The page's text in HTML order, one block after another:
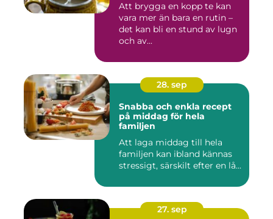
Att brygga en kopp te kan
vara mer än bara en rutin –
det kan bli en stund av lugn
och av...
28. sep
Snabba och enkla recept
på middag för hela
familjen
Att laga middag till hela
familjen kan ibland kännas
stressigt, särskilt efter en lå...
27. sep